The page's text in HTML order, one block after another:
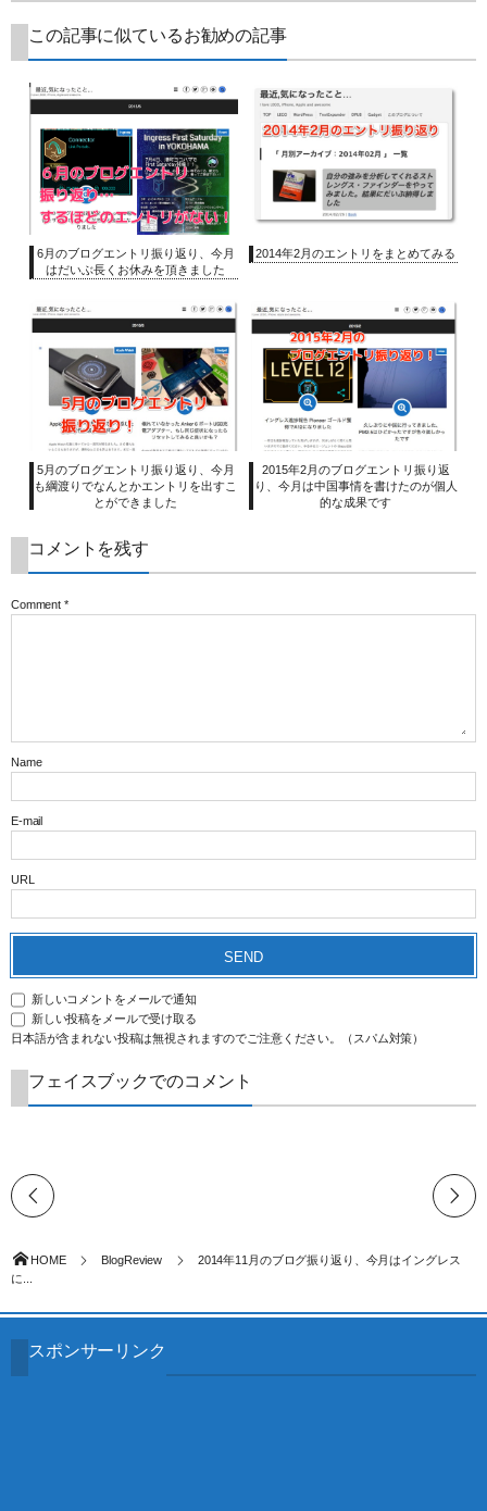
この記事に似ているお勧めの記事
6月のブログエントリ振り返り、今月
はだいぶ長くお休みを頂きました
2014年2月のエントリをまとめてみる
5月のブログエントリ振り返り、今月
も綱渡りでなんとかエントリを出すこ
とができました
2015年2月のブログエントリ振り返
り、今月は中国事情を書けたのが個人
的な成果です
コメントを残す
Comment *
Name
E-mail
URL
新しいコメントをメールで通知
新しい投稿をメールで受け取る
日本語が含まれない投稿は無視されますのでご注意ください。（スパム対策）
フェイスブックでのコメント
HOME BlogReview
2014年11月のブログ振り返り、今月はイングレス
に...
スポンサーリンク